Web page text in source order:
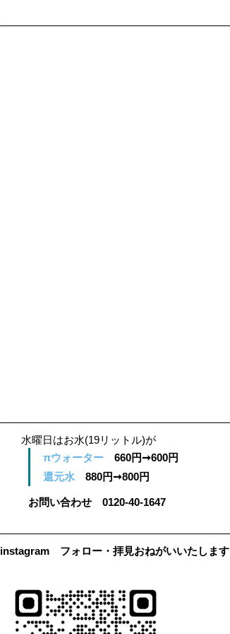
水曜日はお水(19リットル)が
πウォーター 660円➞600円
還元水 880円➞800円
お問い合わせ　0120-40-1647
instagram　フォロー・拝見おねがいいたします